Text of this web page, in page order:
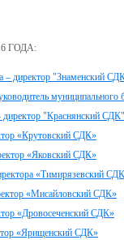
ГОДА:
– директор "Знаменский
директор "Краснянский СДК"
«Крутовский СДК»
«Яковский СДК»
«Тимирязевский
«Мисайловский СДК»
«Дровосеченский СДК»
«Ярищенский СДК»